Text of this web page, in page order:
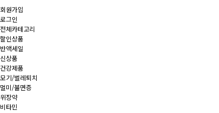
회원가입
로그인
전체카테고리
할인상품
반액세일
신상품
건강제품
모기/벌레퇴치
멀미/불면증
위장약
비타민